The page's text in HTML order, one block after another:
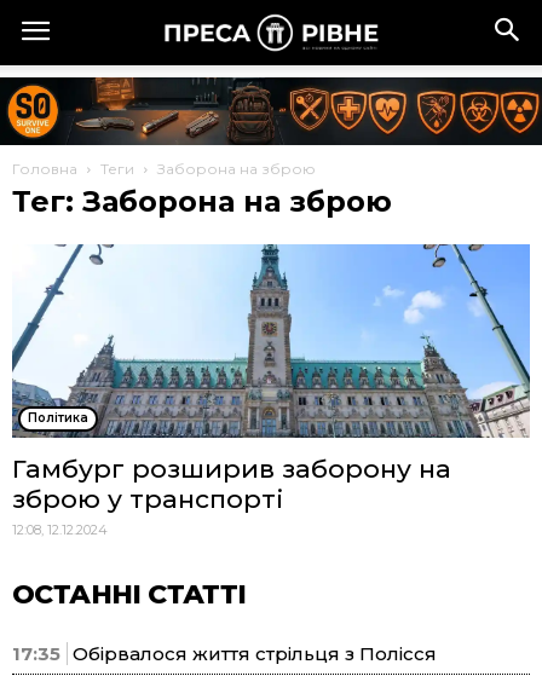
Головна Теги Заборона на зброю
Тег: Заборона на зброю
Політика
Гамбург розширив заборону на
зброю у транспорті
12:08, 12.12.2024
ОСТАННІ СТАТТІ
17:35 Обірвалося життя стрільця з Полісся